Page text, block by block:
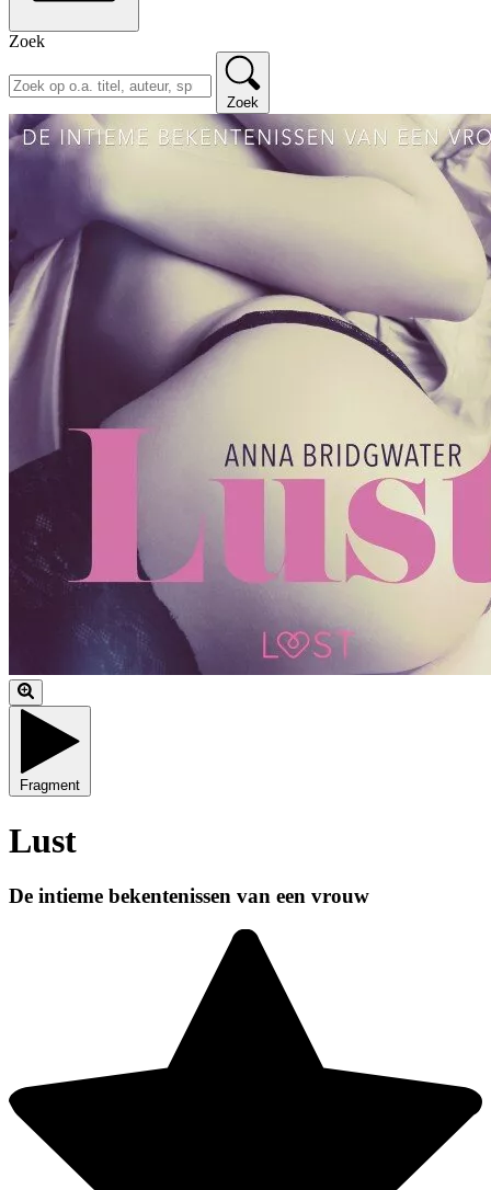
Zoek
Zoek
Fragment
Lust
De intieme bekentenissen van een vrouw